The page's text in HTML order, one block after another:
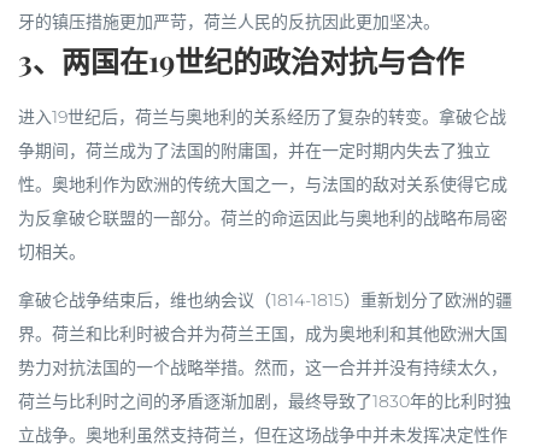
牙的镇压措施更加严苛，荷兰人民的反抗因此更加坚决。
3、两国在19世纪的政治对抗与合作
进入19世纪后，荷兰与奥地利的关系经历了复杂的转变。拿破仑战
争期间，荷兰成为了法国的附庸国，并在一定时期内失去了独立
性。奥地利作为欧洲的传统大国之一，与法国的敌对关系使得它成
为反拿破仑联盟的一部分。荷兰的命运因此与奥地利的战略布局密
切相关。
拿破仑战争结束后，维也纳会议（1814-1815）重新划分了欧洲的疆
界。荷兰和比利时被合并为荷兰王国，成为奥地利和其他欧洲大国
势力对抗法国的一个战略举措。然而，这一合并并没有持续太久，
荷兰与比利时之间的矛盾逐渐加剧，最终导致了1830年的比利时独
立战争。奥地利虽然支持荷兰，但在这场战争中并未发挥决定性作